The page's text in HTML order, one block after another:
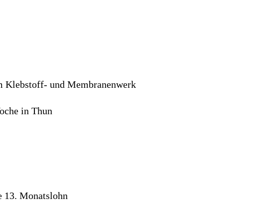
Klebstoff- und Membranenwerk
in Thun
13. Monatslohn